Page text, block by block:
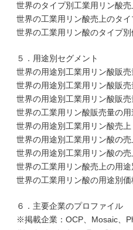
世界のタイプ別工業用リン酸売
世界の工業用リン酸売上のタ
世界の工業用リン酸のタイプ別
５．用途別セグメント
世界の用途別工業用リン酸販売
世界の用途別工業用リン酸販売
世界の用途別工業用リン酸販売
世界の工業用リン酸販売量の
世界の用途別工業用リン酸売上
世界の用途別工業用リン酸の売
世界の用途別工業用リン酸の売
世界の工業用リン酸売上の用
世界の工業用リン酸の用途別価
６．主要企業のプロファイル
※掲載企業：OCP、Mosaic、